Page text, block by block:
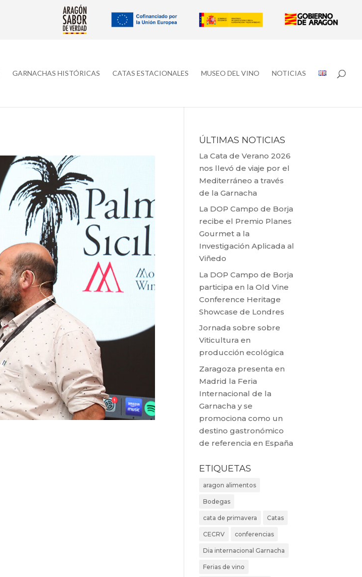
GARNACHAS HISTÓRICAS CATAS ESTACIONALES MUSEO DEL VINO NOTICIAS
ÚLTIMAS NOTICIAS
La Cata de Verano 2026
nos llevó de viaje por el
Mediterráneo a través
de la Garnacha
La DOP Campo de Borja
recibe el Premio Planes
Gourmet a la
Investigación Aplicada al
Viñedo
La DOP Campo de Borja
participa en la Old Vine
Conference Heritage
Showcase de Londres
Jornada sobre sobre
Viticultura en
producción ecológica
Zaragoza presenta en
Madrid la Feria
Internacional de la
Garnacha y se
promociona como un
destino gastronómico
de referencia en España
ETIQUETAS
aragon alimentos
Bodegas
cata de primavera Catas
CECRV conferencias
Dia internacional Garnacha
Ferias de vino